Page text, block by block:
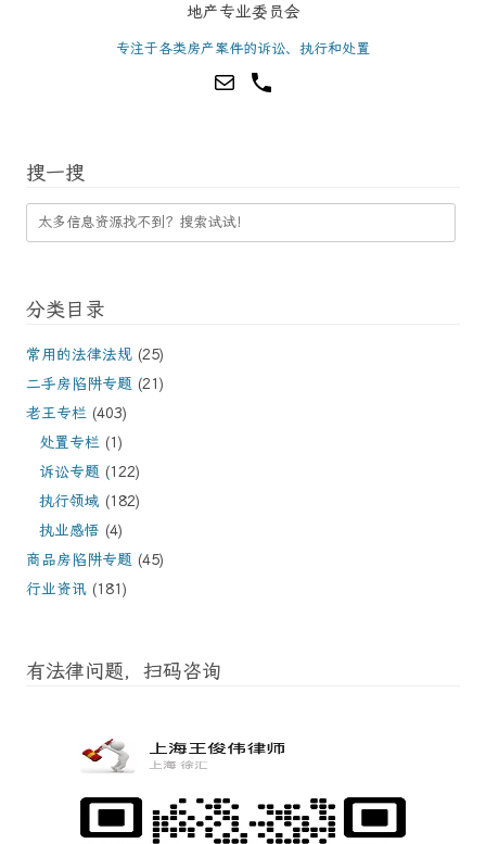
地产专业委员会
专注于各类房产案件的诉讼、执行和处置
搜一搜
分类目录
常用的法律法规 (25)
二手房陷阱专题 (21)
老王专栏 (403)
处置专栏 (1)
诉讼专题 (122)
执行领域 (182)
执业感悟 (4)
商品房陷阱专题 (45)
行业资讯 (181)
有法律问题，扫码咨询